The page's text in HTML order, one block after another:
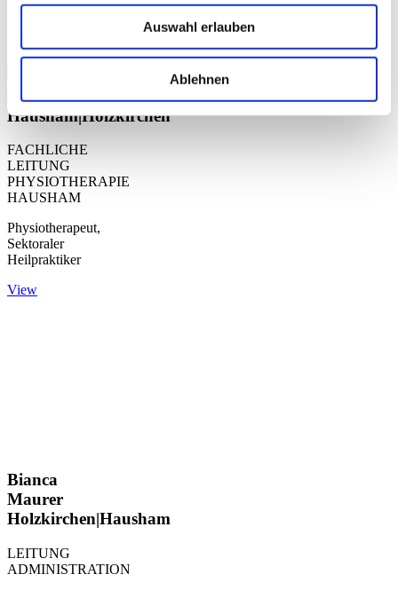
Auswahl erlauben
Ablehnen
Hallmann
Hausham|Holzkirchen
FACHLICHE
LEITUNG
PHYSIOTHERAPIE
HAUSHAM
Physiotherapeut,
Sektoraler
Heilpraktiker
View
Bianca
Maurer
Holzkirchen|Hausham
LEITUNG
ADMINISTRATION